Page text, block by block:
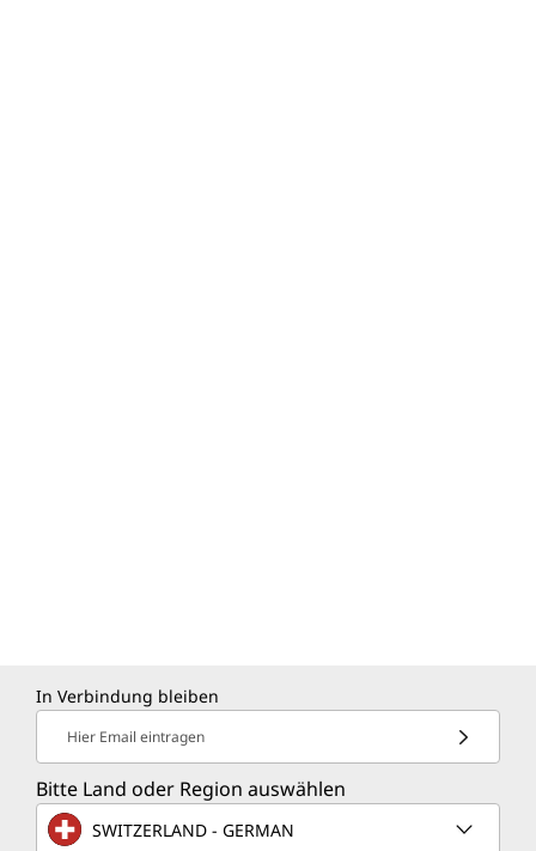
In Verbindung bleiben
Hier Email eintragen
Bitte Land oder Region auswählen
SWITZERLAND - GERMAN